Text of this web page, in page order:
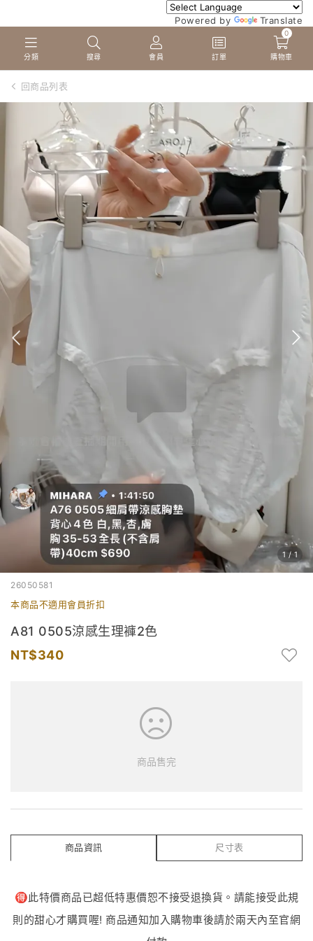
Powered by Translate
分類 搜尋 會員 訂單
0
購物車
回商品列表
1 /1
26050581
本商品不適用會員折扣
A81 0505涼感生理褲2色
340
商品售完
商品資訊 尺寸表
🉐️此特價商品已超低特惠價恕不接受退換貨。請能接受此規
則的甜心才購買喔! 商品通知加入購物車後請於兩天內至官網